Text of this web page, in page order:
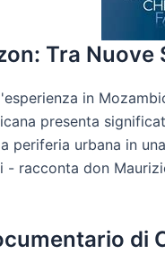
Tra Nuove
in
presenta
periferia urbana in
racconta don
di